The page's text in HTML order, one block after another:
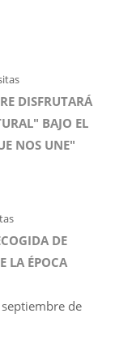
DISFRUTARÁ
BAJO EL
NOS UNE"
DE
LA ÉPOCA
de